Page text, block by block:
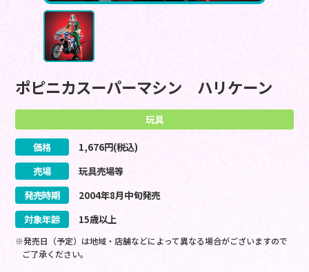
ポピニカスーパーマシン ハリケーン
玩具
価格 1,676円(税込)
売場
玩具売場等
発売時期
2004年8月中旬発売
対象年齢
15歳以上
※発売日（予定）は地域・店舗などによって異なる場合がございますので
ご了承ください。